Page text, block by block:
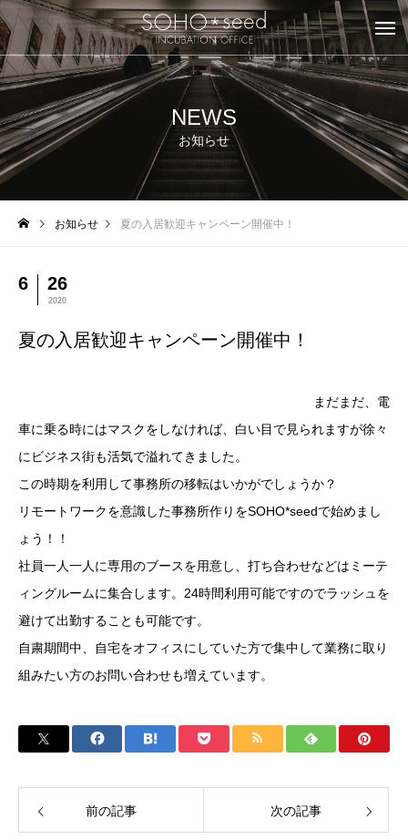
NEWS
お知らせ
お知らせ 夏の入居歓迎キャンペーン開催中！
6 26
2020
夏の入居歓迎キャンペーン開催中！
まだまだ、電
車に乗る時にはマスクをしなければ、白い目で見られますが徐々
にビジネス街も活気で溢れてきました。
この時期を利用して事務所の移転はいかがでしょうか？
リモートワークを意識した事務所作りをSOHO*seedで始めまし
ょう！！
社員一人一人に専用のブースを用意し、打ち合わせなどはミーテ
ィングルームに集合します。24時間利用可能ですのでラッシュを
避けて出勤することも可能です。
自粛期間中、自宅をオフィスにしていた方で集中して業務に取り
組みたい方のお問い合わせも増えています。
前の記事 次の記事